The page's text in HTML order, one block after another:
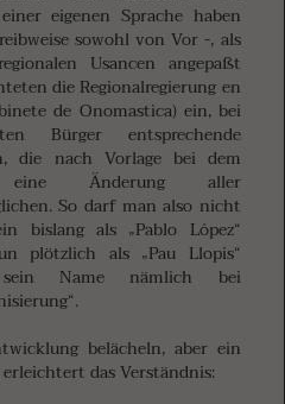
eigenen Sprache haben
sowohl von Vor -, als
Usancen angepaßt
die Regionalregierung en
de Onomastica) ein, bei
Bürger entsprechende
die nach Vorlage bei dem
eine Änderung aller
So darf man also nicht
bislang als „Pablo López“
plötzlich als „Pau Llopis“
Name nämlich bei
belächeln, aber ein
das Verständnis: